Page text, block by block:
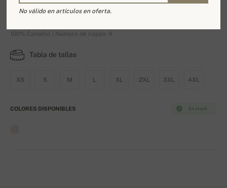
Agra
100% Camello | Número de capas: 4
Tabla de tallas
XS S M L XL 2XL 3XL 4XL
En stock
COLORES DISPONIBLES
No válido en artículos en oferta.